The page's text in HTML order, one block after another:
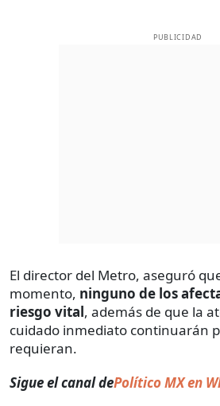
PUBLICIDAD
El director del Metro, aseguró
momento, ninguno de los
riesgo vital, además de que la
cuidado inmediato continuarán
requieran.
Sigue el canal dePolítico MX en